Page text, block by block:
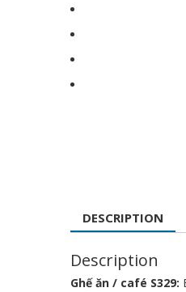
DESCRIPTION
Description
Ghế ăn / café S329: